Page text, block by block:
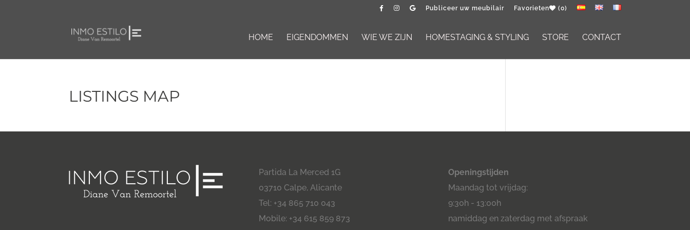
Publiceer uw meubilair Favorieten (0)
HOME EIGENDOMMEN WIE WE ZIJN HOMESTAGING & STYLING STORE CONTACT
LISTINGS MAP
Partida La Merced 1G
03710 Calpe, Alicante
Tel: +34 865 710 043
Mobile: +34 615 859 873
Openingstijden
Maandag tot vrijdag:
9:30h - 13:00h
namiddag en zaterdag met afspraak